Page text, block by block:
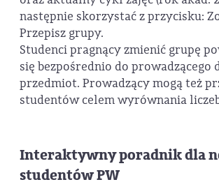
następnie skorzystać z przycisku:
Przepisz grupy.
Studenci pragnący zmienić grupę
się bezpośrednio do prowadzącego
przedmiot. Prowadzący mogą też
studentów celem wyrównania
Interaktywny poradnik dla
studentów PW